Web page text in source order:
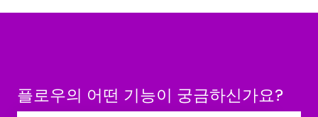
플로우의 어떤 기능이 궁금하신가요?